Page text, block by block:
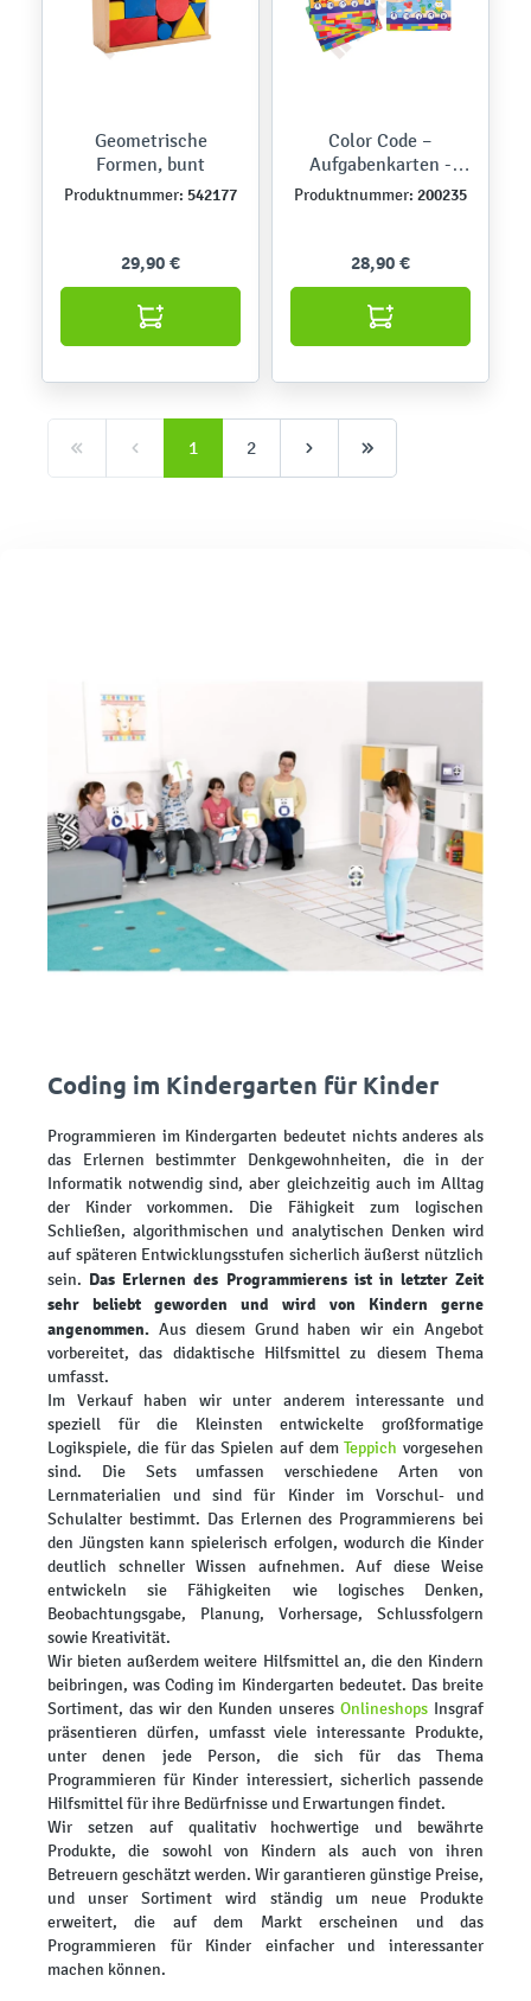
Geometrische
Formen, bunt
Produktnummer: 542177
29,90 €
Color Code –
Aufgabenkarten -
Räumliche
Produktnummer: 200235
28,90 €
1 2
Coding im Kindergarten für Kinder
Programmieren im Kindergarten bedeutet nichts anderes als
das Erlernen bestimmter Denkgewohnheiten, die in der
Informatik notwendig sind, aber gleichzeitig auch im Alltag
der Kinder vorkommen. Die Fähigkeit zum logischen
Schließen, algorithmischen und analytischen Denken wird
auf späteren Entwicklungsstufen sicherlich äußerst nützlich
sein. Das Erlernen des Programmierens ist in letzter Zeit
sehr beliebt geworden und wird von Kindern gerne
angenommen. Aus diesem Grund haben wir ein Angebot
vorbereitet, das didaktische Hilfsmittel zu diesem Thema
umfasst.
Im Verkauf haben wir unter anderem interessante und
speziell für die Kleinsten entwickelte großformatige
Logikspiele, die für das Spielen auf demTeppich vorgesehen
sind. Die Sets umfassen verschiedene Arten von
Lernmaterialien und sind für Kinder im Vorschul- und
Schulalter bestimmt. Das Erlernen des Programmierens bei
den Jüngsten kann spielerisch erfolgen, wodurch die Kinder
deutlich schneller Wissen aufnehmen. Auf diese Weise
entwickeln sie Fähigkeiten wie logisches Denken,
Beobachtungsgabe, Planung, Vorhersage, Schlussfolgern
sowie Kreativität.
Wir bieten außerdem weitere Hilfsmittel an, die den Kindern
beibringen, was Coding im Kindergarten bedeutet. Das breite
Sortiment, das wir den Kunden unseresOnlineshops Insgraf
präsentieren dürfen, umfasst viele interessante Produkte,
unter denen jede Person, die sich für das Thema
Programmieren für Kinder interessiert, sicherlich passende
Hilfsmittel für ihre Bedürfnisse und Erwartungen findet.
Wir setzen auf qualitativ hochwertige und bewährte
Produkte, die sowohl von Kindern als auch von ihren
Betreuern geschätzt werden. Wir garantieren günstige Preise,
und unser Sortiment wird ständig um neue Produkte
erweitert, die auf dem Markt erscheinen und das
Programmieren für Kinder einfacher und interessanter
machen können.